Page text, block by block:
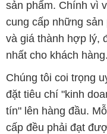
sản phẩm. Chính vì
cung cấp những
và giá thành hợp lý,
nhất cho khách hàng.
Chúng tôi coi trọng
đặt tiêu chí "kinh
tín" lên hàng đầu.
cấp đều phải đạt